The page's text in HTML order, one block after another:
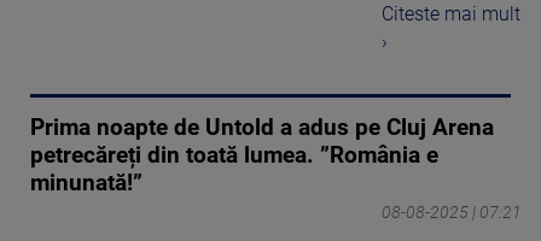
Citeste mai mult
›
Prima noapte de Untold a adus pe Cluj Arena
petrecăreți din toată lumea. ”România e
minunată!”
08-08-2025 | 07:21